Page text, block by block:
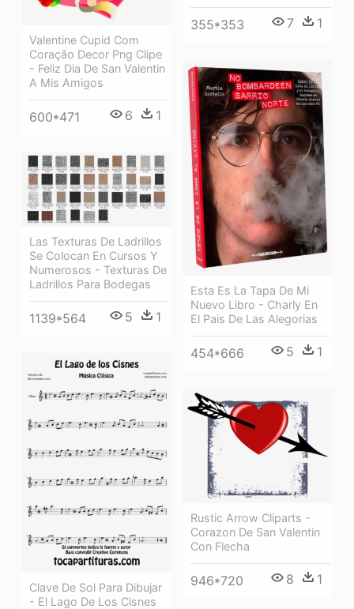
355*353 7 1
Valentine Cupid Com
Coração Decor Png Clipe
- Feliz Dia De San Valentin
A Mis Amigos
600*471 6 1
Esta Es La Tapa De Mi
Nuevo Libro - Charly En
El Pais De Las Alegorias
454*666 5 1
Las Texturas De Ladrillos
Se Colocan En Cursos Y
Numerosos - Texturas De
Ladrillos Para Bodegas
1139*564 5 1
Clave De Sol Para Dibujar
- El Lago De Los Cisnes
Rustic Arrow Cliparts -
Corazon De San Valentin
Con Flecha
946*720 8 1